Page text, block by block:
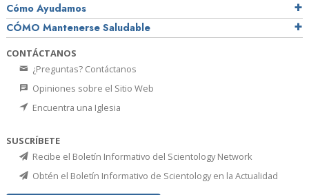
Cómo Ayudamos
CÓMO Mantenerse Saludable
CONTÁCTANOS
¿Preguntas? Contáctanos
Opiniones sobre el Sitio Web
Encuentra una Iglesia
SUSCRÍBETE
Recibe el Boletín Informativo del Scientology Network
Obtén el Boletín Informativo de Scientology en la Actualidad